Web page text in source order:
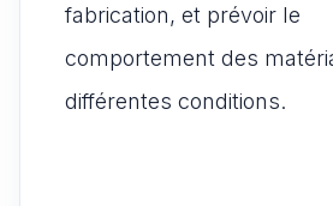
fabrication, et prévoir le
comportement des
différentes conditions.